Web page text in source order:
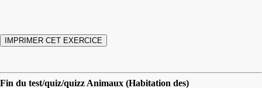
Fin du test/quiz/quizz Animaux (Habitation des)